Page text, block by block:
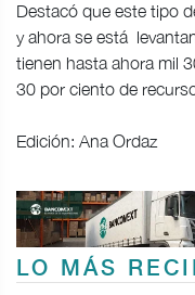
Destacó que este tipo
y ahora se está
tienen hasta ahora mil
30 por ciento de
Edición: Ana Ordaz
LO MÁS